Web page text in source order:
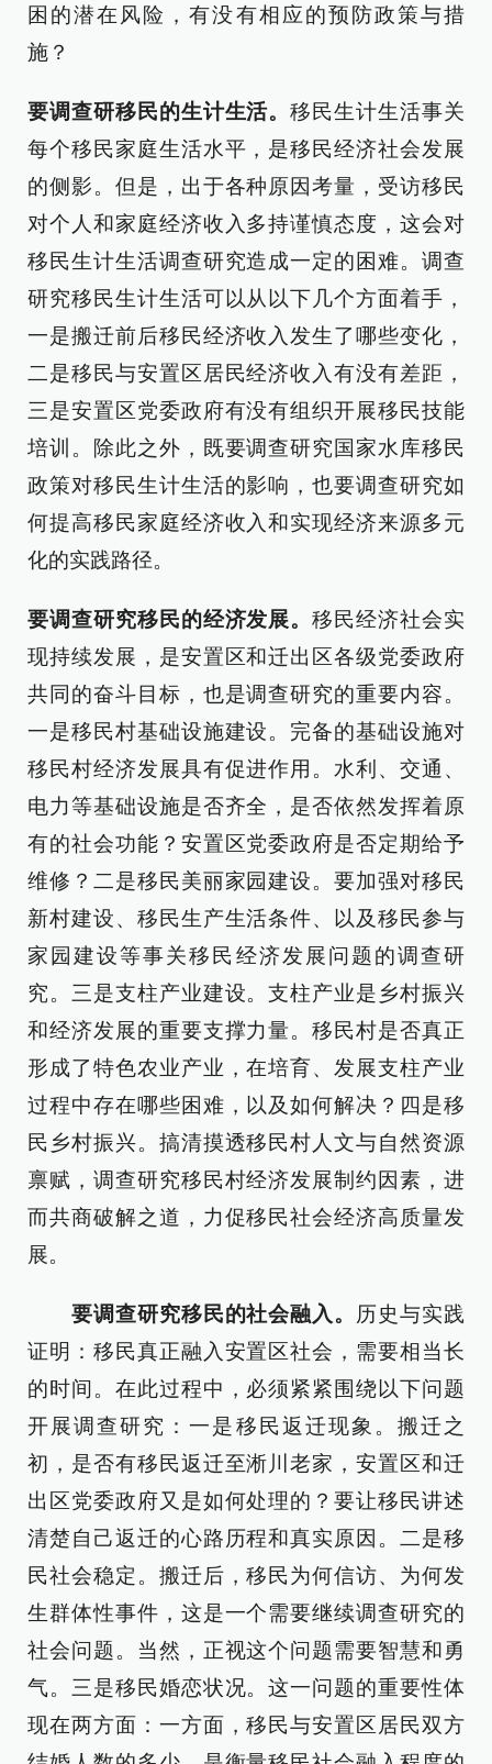
困的潜在风险，有没有相应的预防政策与措
施？
要调查研移民的生计生活。移民生计生活事关
每个移民家庭生活水平，是移民经济社会发展
的侧影。但是，出于各种原因考量，受访移民
对个人和家庭经济收入多持谨慎态度，这会对
移民生计生活调查研究造成一定的困难。调查
研究移民生计生活可以从以下几个方面着手，
一是搬迁前后移民经济收入发生了哪些变化，
二是移民与安置区居民经济收入有没有差距，
三是安置区党委政府有没有组织开展移民技能
培训。除此之外，既要调查研究国家水库移民
政策对移民生计生活的影响，也要调查研究如
何提高移民家庭经济收入和实现经济来源多元
化的实践路径。
要调查研究移民的经济发展。移民经济社会实
现持续发展，是安置区和迁出区各级党委政府
共同的奋斗目标，也是调查研究的重要内容。
一是移民村基础设施建设。完备的基础设施对
移民村经济发展具有促进作用。水利、交通、
电力等基础设施是否齐全，是否依然发挥着原
有的社会功能？安置区党委政府是否定期给予
维修？二是移民美丽家园建设。要加强对移民
新村建设、移民生产生活条件、以及移民参与
家园建设等事关移民经济发展问题的调查研
究。三是支柱产业建设。支柱产业是乡村振兴
和经济发展的重要支撑力量。移民村是否真正
形成了特色农业产业，在培育、发展支柱产业
过程中存在哪些困难，以及如何解决？四是移
民乡村振兴。搞清摸透移民村人文与自然资源
禀赋，调查研究移民村经济发展制约因素，进
而共商破解之道，力促移民社会经济高质量发
展。
要调查研究移民的社会融入。 历史与实践
证明：移民真正融入安置区社会，需要相当长
的时间。在此过程中，必须紧紧围绕以下问题
开展调查研究：一是移民返迁现象。搬迁之
初，是否有移民返迁至淅川老家，安置区和迁
出区党委政府又是如何处理的？要让移民讲述
清楚自己返迁的心路历程和真实原因。二是移
民社会稳定。搬迁后，移民为何信访、为何发
生群体性事件，这是一个需要继续调查研究的
社会问题。当然，正视这个问题需要智慧和勇
气。三是移民婚恋状况。这一问题的重要性体
现在两方面：一方面，移民与安置区居民双方